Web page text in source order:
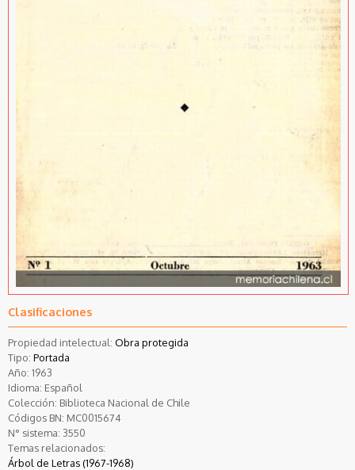
Clasificaciones
Propiedad intelectual: Obra protegida
Tipo: Portada
Año: 1963
Idioma: Español
Colección: Biblioteca Nacional de Chile
Códigos BN: MC0015674
N° sistema: 3550
Temas relacionados:
Árbol de Letras (1967-1968)